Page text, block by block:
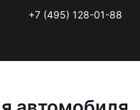
+7 (495) 128-01-88